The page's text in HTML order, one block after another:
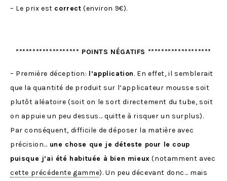
– Le prix est correct (environ 9€).
******************* POINTS NÉGATIFS *******************
– Première déception: l’application. En effet, il semblerait
que la quantité de produit sur l’applicateur mousse soit
plutôt aléatoire (soit on le sort directement du tube, soit
on appuie un peu dessus… quitte à risquer un surplus).
Par conséquent, difficile de déposer la matière avec
précision… une chose que je déteste pour le coup
puisque j’ai été habituée à bien mieux (notamment avec
cette précédente gamme). Un peu décevant donc… mais